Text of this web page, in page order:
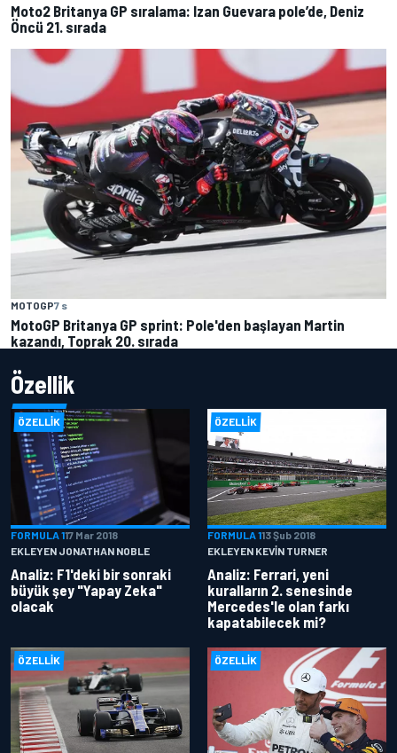
Moto2 Britanya GP sıralama: Izan Guevara pole’de, Deniz
Öncü 21. sırada
MOTOGP7 s
MotoGP Britanya GP sprint: Pole'den başlayan Martin
kazandı, Toprak 20. sırada
Özellik
ÖZELLIK
FORMULA 117 Mar 2018
EKLEYEN JONATHAN NOBLE
Analiz: F1'deki bir sonraki
büyük şey "Yapay Zeka"
olacak
ÖZELLIK
FORMULA 113 Şub 2018
EKLEYEN KEVIN TURNER
Analiz: Ferrari, yeni
kuralların 2. senesinde
Mercedes'le olan farkı
kapatabilecek mi?
ÖZELLIK ÖZELLIK